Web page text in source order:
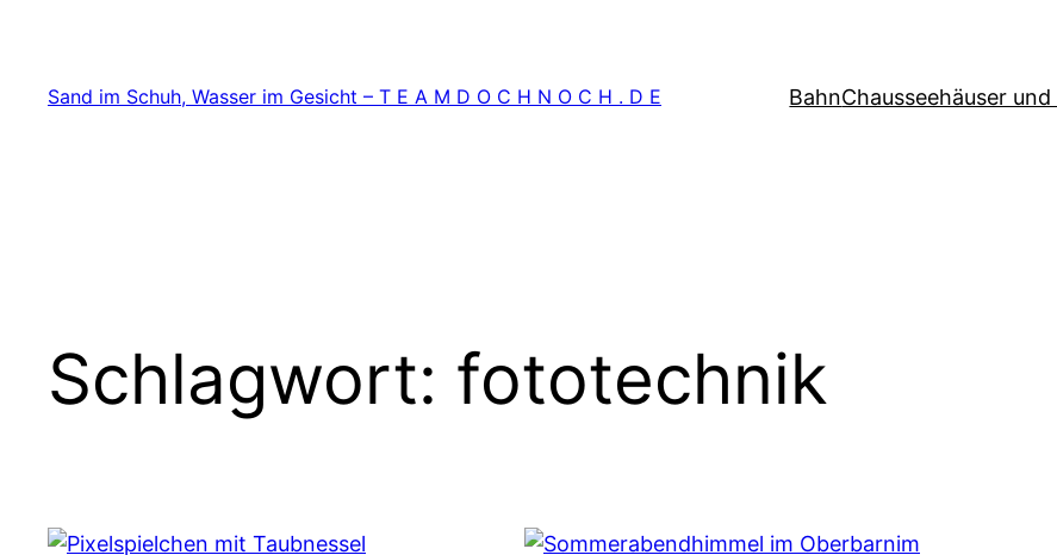
springen
Sand im Schuh, Wasser im Gesicht – T E A M D O C H N O C H . D E BahnChausseehäuser
Schlagwort: fototechnik